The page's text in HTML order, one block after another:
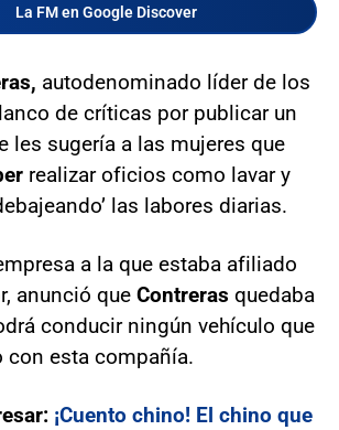
La FM en Google Discover
autodenominado líder de los
de críticas por publicar un
les sugería a las mujeres que
realizar oficios como lavar y
las labores diarias.
a la que estaba afiliado
anunció que Contreras quedaba
conducir ningún vehículo que
con esta compañía.
¡Cuento chino! El chino que